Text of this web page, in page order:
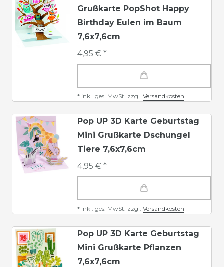
Grußkarte PopShot Happy
Birthday Eulen im Baum
7,6x7,6cm
4,95 € *
* inkl. ges. MwSt. zzgl. Versandkosten
Pop UP 3D Karte Geburtstag
Mini Grußkarte Dschungel
Tiere 7,6x7,6cm
4,95 € *
* inkl. ges. MwSt. zzgl. Versandkosten
Pop UP 3D Karte Geburtstag
Mini Grußkarte Pflanzen
7,6x7,6cm